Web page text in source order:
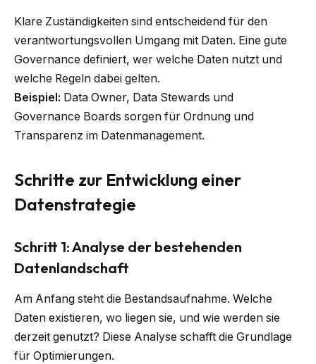
Klare Zuständigkeiten sind entscheidend für den
verantwortungsvollen Umgang mit Daten. Eine gute
Governance definiert, wer welche Daten nutzt und
welche Regeln dabei gelten.
Beispiel: Data Owner, Data Stewards und
Governance Boards sorgen für Ordnung und
Transparenz im Datenmanagement.
Schritte zur Entwicklung einer
Datenstrategie
Schritt 1: Analyse der bestehenden
Datenlandschaft
Am Anfang steht die Bestandsaufnahme. Welche
Daten existieren, wo liegen sie, und wie werden sie
derzeit genutzt? Diese Analyse schafft die Grundlage
für Optimierungen.